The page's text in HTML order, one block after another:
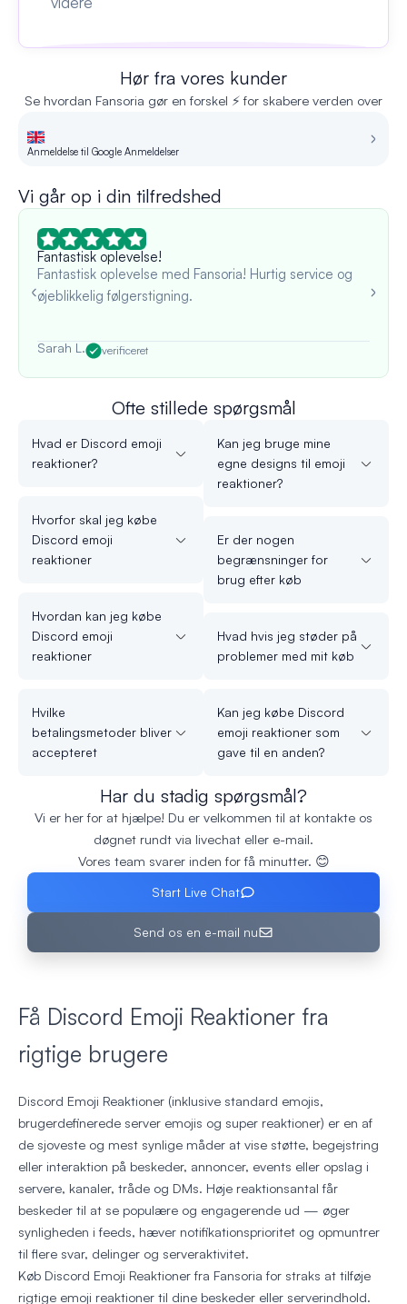
Hør fra vores kunder
Se hvordan Fansoria gør en forskel ⚡ for skabere verden over
Anmeldelse til Google Anmeldelser
Vi går op i din tilfredshed
Fantastisk oplevelse!
Fantastisk oplevelse med Fansoria! Hurtig service og
øjeblikkelig følgerstigning.
Sarah L. verificeret
Ofte stillede spørgsmål
Hvad er Discord emoji
reaktioner?
Hvorfor skal jeg købe
Discord emoji
reaktioner
Hvordan kan jeg købe
Discord emoji
reaktioner
Hvilke
betalingsmetoder bliver
accepteret
Kan jeg bruge mine
egne designs til emoji
reaktioner?
Er der nogen
begrænsninger for
brug efter køb
Hvad hvis jeg støder på
problemer med mit køb
Kan jeg købe Discord
emoji reaktioner som
gave til en anden?
Har du stadig spørgsmål?
Vi er her for at hjælpe! Du er velkommen til at kontakte os
døgnet rundt via livechat eller e-mail.
Vores team svarer inden for få minutter. 😊
Start Live Chat
Send os en e-mail nu
Få Discord Emoji Reaktioner fra
rigtige brugere
Discord Emoji Reaktioner (inklusive standard emojis,
brugerdefinerede server emojis og super reaktioner) er en af
de sjoveste og mest synlige måder at vise støtte, begejstring
eller interaktion på beskeder, annoncer, events eller opslag i
servere, kanaler, tråde og DMs. Høje reaktionsantal får
beskeder til at se populære og engagerende ud — øger
synligheden i feeds, hæver notifikationsprioritet og opmuntrer
til flere svar, delinger og serveraktivitet.
Køb Discord Emoji Reaktioner fra Fansoria for straks at tilføje
rigtige emoji reaktioner til dine beskeder eller serverindhold.